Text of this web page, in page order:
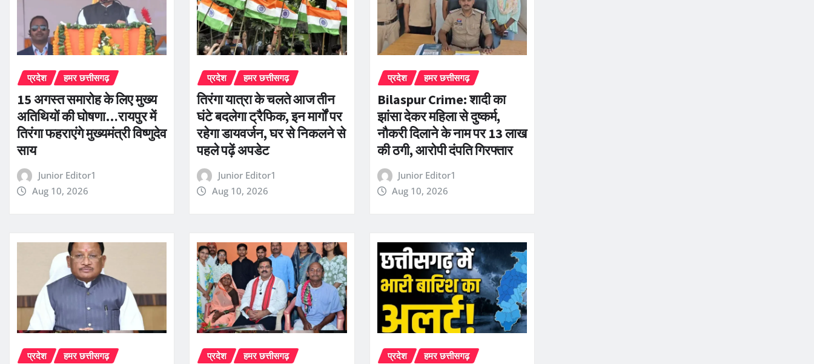
प्रदेश हमर छत्तीसगढ़
15 अगस्त समारोह के लिए मुख्य
अतिथियों की घोषणा…रायपुर में
तिरंगा फहराएंगे मुख्यमंत्री विष्णुदेव
साय
Junior Editor1
Aug 10, 2026
प्रदेश हमर छत्तीसगढ़
तिरंगा यात्रा के चलते आज तीन
घंटे बदलेगा ट्रैफिक, इन मार्गों पर
रहेगा डायवर्जन, घर से निकलने से
पहले पढ़ें अपडेट
Junior Editor1
Aug 10, 2026
प्रदेश हमर छत्तीसगढ़
Bilaspur Crime: शादी का
झांसा देकर महिला से दुष्कर्म,
नौकरी दिलाने के नाम पर 13 लाख
की ठगी, आरोपी दंपति गिरफ्तार
Junior Editor1
Aug 10, 2026
प्रदेश हमर छत्तीसगढ़ प्रदेश हमर छत्तीसगढ़ प्रदेश हमर छत्तीसगढ़